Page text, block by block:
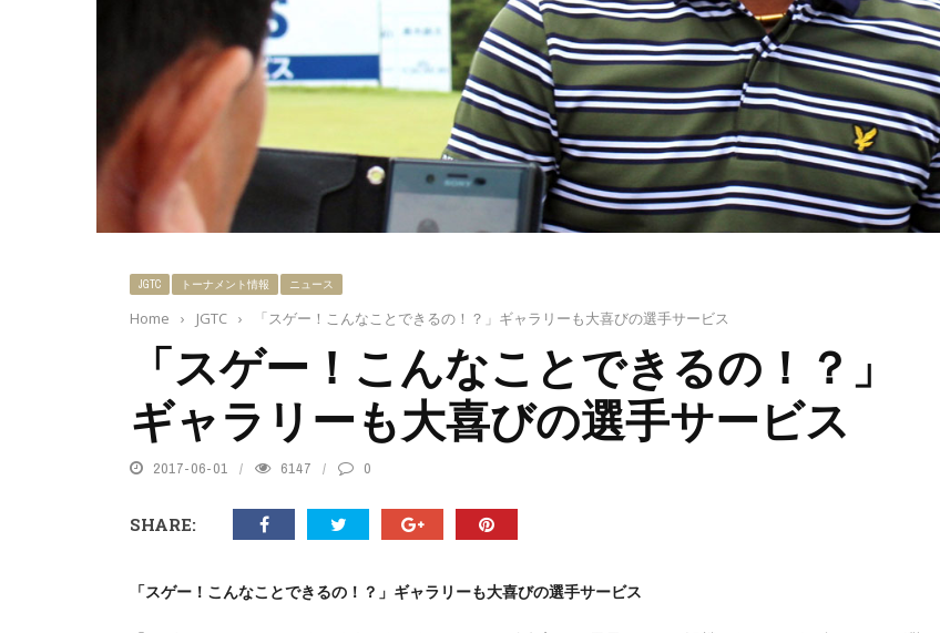
JGTC トーナメント情報 ニュース
Home › JGTC › 「スゲー！こんなことできるの！？」ギャラリーも大喜びの選手サービス
「スゲー！こんなことできるの！？」
ギャラリーも大喜びの選手サービス
2017-06-01 6147 0
SHARE:
「スゲー！こんなことできるの！？」ギャラリーも大喜びの選手サービス